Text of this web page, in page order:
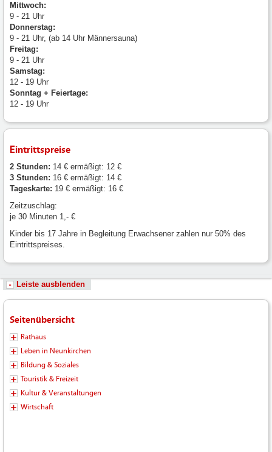
Mittwoch:
9 - 21 Uhr
Donnerstag:
9 - 21 Uhr, (ab 14 Uhr Männersauna)
Freitag:
9 - 21 Uhr
Samstag:
12 - 19 Uhr
Sonntag + Feiertage:
12 - 19 Uhr
Eintrittspreise
2 Stunden: 14 € ermäßigt: 12 €
3 Stunden: 16 € ermäßigt: 14 €
Tageskarte: 19 € ermäßigt: 16 €
Zeitzuschlag:
je 30 Minuten 1,- €
Kinder bis 17 Jahre in Begleitung Erwachsener zahlen nur 50% des
Eintrittspreises.
Leiste ausblenden
Seitenübersicht
Rathaus
Leben in Neunkirchen
Bildung & Soziales
Touristik & Freizeit
Kultur & Veranstaltungen
Wirtschaft